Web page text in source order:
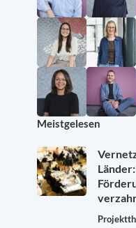
Meistgelesen